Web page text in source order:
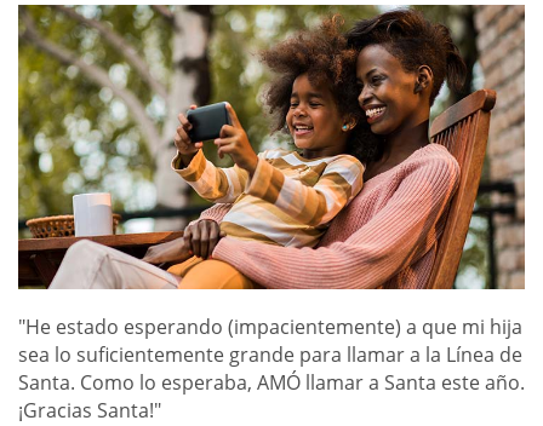
"He estado esperando (impacientemente) a que mi hija
sea lo suficientemente grande para llamar a la Línea de
Santa. Como lo esperaba, AMÓ llamar a Santa este año.
¡Gracias Santa!"